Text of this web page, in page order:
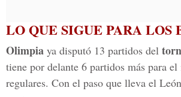
LO QUE SIGUE PARA LOS
Olimpia ya disputó 13 partidos del
tiene por delante 6 partidos más para
regulares. Con el paso que lleva el